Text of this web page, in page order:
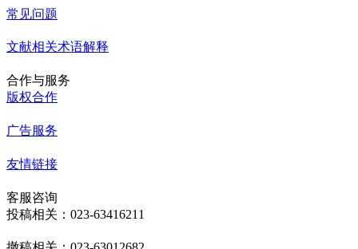
常见问题
文献相关术语解释
合作与服务
版权合作
广告服务
友情链接
客服咨询
投稿相关：023-63416211